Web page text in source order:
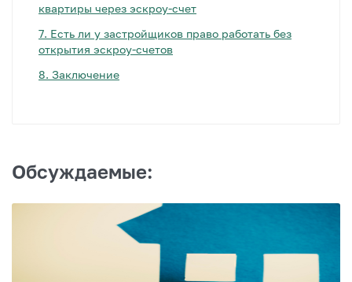
квартиры через эскроу-счет
7. Есть ли у застройщиков право работать без
открытия эскроу-счетов
8. Заключение
Обсуждаемые: